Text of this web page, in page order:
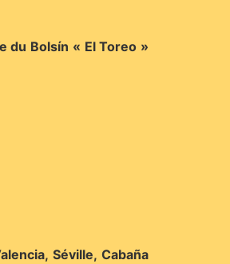
du Bolsín « El Toreo »
Séville, Cabaña